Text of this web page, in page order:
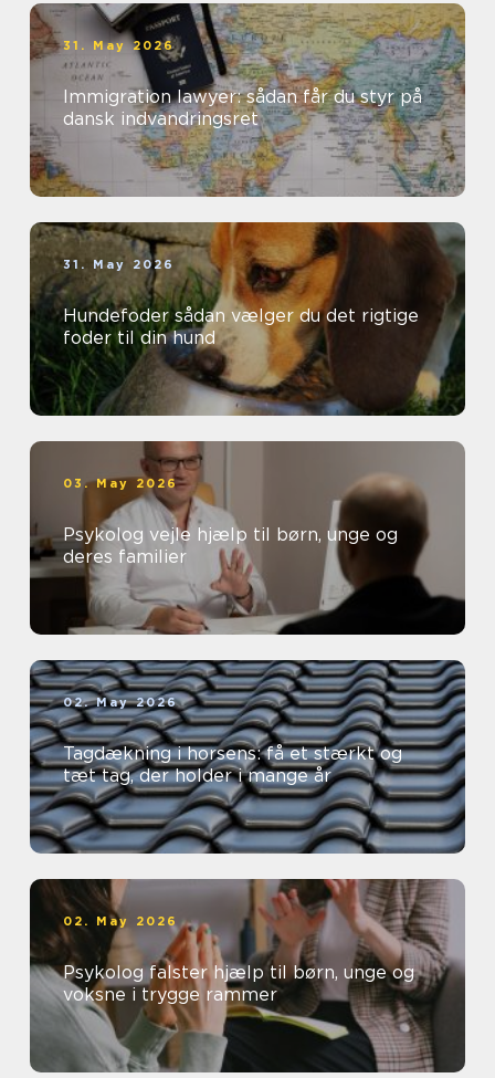
31. May 2026
Immigration lawyer: sådan får du styr på
dansk indvandringsret
31. May 2026
Hundefoder sådan vælger du det rigtige
foder til din hund
03. May 2026
Psykolog vejle hjælp til børn, unge og
deres familier
02. May 2026
Tagdækning i horsens: få et stærkt og
tæt tag, der holder i mange år
02. May 2026
Psykolog falster hjælp til børn, unge og
voksne i trygge rammer